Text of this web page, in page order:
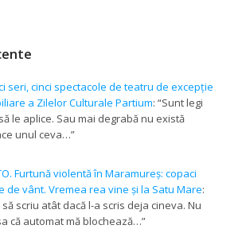
seri, cinci spectacole de teatru de excepție
a Zilelor Culturale Partium: “Sunt legi
le aplice. Sau mai degrabă nu există
unul ceva…”
Furtună violentă în Maramureș: copaci
de vânt. Vremea rea vine și la Satu Mare:
scriu atât dacă l-a scris deja cineva. Nu
că automat mă blochează…”